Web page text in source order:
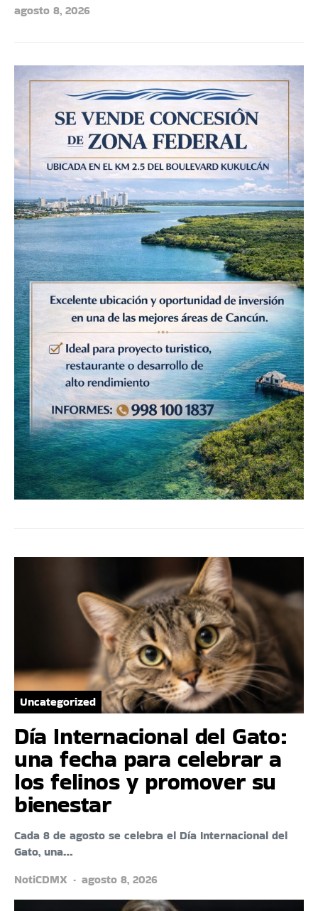
agosto 8, 2026
Uncategorized
Día Internacional del Gato:
una fecha para celebrar a
los felinos y promover su
bienestar
Cada 8 de agosto se celebra el Día Internacional del
Gato, una…
NotiCDMX
agosto 8, 2026